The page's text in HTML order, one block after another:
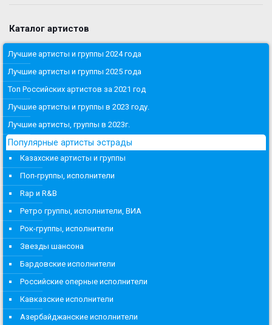
Каталог артистов
Лучшие артисты и группы 2024 года
Лучшие артисты и группы 2025 года
Топ Российских артистов за 2021 год
Лучшие артисты и группы в 2023 году.
Лучшие артисты, группы в 2023г.
Популярные артисты эстрады
Казахские артисты и группы
Поп-группы, исполнители
Rap и R&B
Ретро группы, исполнители, ВИА
Рок-группы, исполнители
Звезды шансона
Бардовские исполнители
Российские оперные исполнители
Кавказские исполнители
Азербайджанские исполнители